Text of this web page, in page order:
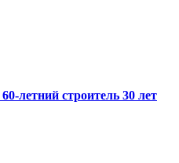
летний строитель 30 лет